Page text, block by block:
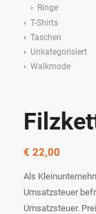
Ringe
T-Shirts
Taschen
Unkategorisiert
Walkmode
€ 22,00
Als
Umsatzsteuer
Umsatzsteuer.